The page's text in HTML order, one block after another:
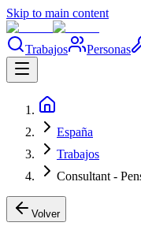
Skip to main content
Trabajos Personas
España
Trabajos
Consultant -
Volver